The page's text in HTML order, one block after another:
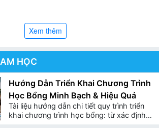
sáng kiến cộng đồng do
và bảo trợ.
triển bền vững trong nhiều lĩnh vực,
tin rằng trách nhiệm xã hội không nằm
ngắn hạn, mà ở những giá trị lâu dài
dục chính là nền tảng của sự phát
Xem thêm
HỌC
Hướng Dẫn Triển Khai Chương Trình
Học Bổng Minh Bạch & Hiệu Quả
Tài liệu hướng dẫn chi tiết quy trình triển
khai chương trình học bổng: từ xác định